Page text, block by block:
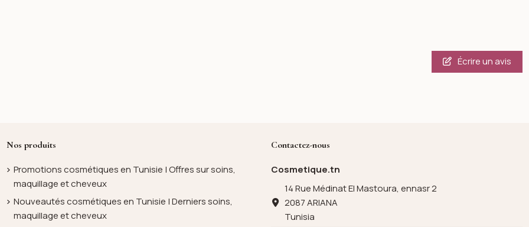
Écrire un avis
Nos produits
Promotions cosmétiques en Tunisie | Offres sur soins,
maquillage et cheveux
Nouveautés cosmétiques en Tunisie | Derniers soins,
maquillage et cheveux
Contactez-nous
Cosmetique.tn
14 Rue Médinat El Mastoura, ennasr 2
2087 ARIANA
Tunisia